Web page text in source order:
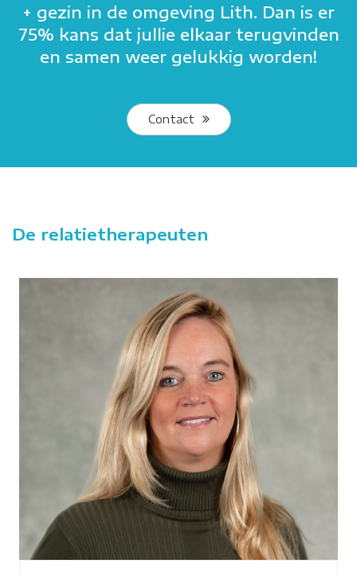
+ gezin in de omgeving Lith. Dan is er
75% kans dat jullie elkaar terugvinden
en samen weer gelukkig worden!
Contact
De relatietherapeuten